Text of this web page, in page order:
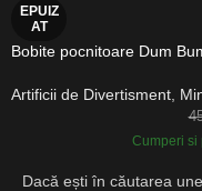
EPUIZ
AT
Bobite pocnitoare Dum
Artificii de Divertisment
Cumperi si
Dacă ești în căutarea